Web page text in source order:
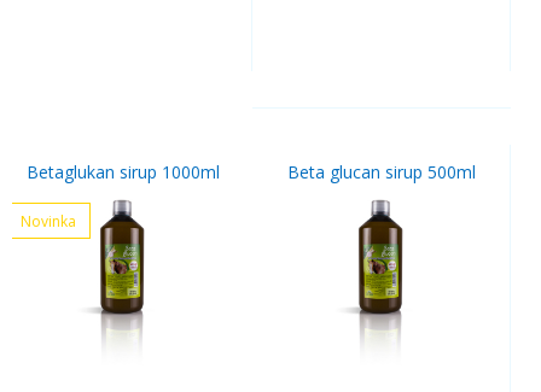
Betaglukan sirup 1000ml
Novinka
Beta glucan sirup 500ml